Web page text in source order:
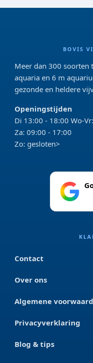
BOVIS
Meer dan 300 soorten
aquaria en 6 m
gezonde en heldere
Openingstijden
Di 13:00 - 18:00 Wo-
Za: 09:00 - 17:00
Zo: gesloten>
Contact
Over ons
Algemene
Privacyverklaring
Blog & tips